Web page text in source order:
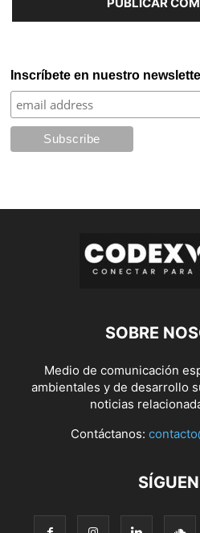
Inscríbete en nuestro
SOBRE
Medio de comunicación
ambientales y de desarrollo
noticias
Contáctanos: